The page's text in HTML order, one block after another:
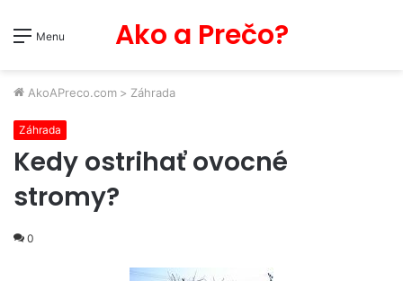
Menu Ako a Prečo?
AkoAPreco.com > Záhrada
Záhrada
Kedy ostrihať ovocné
stromy?
0